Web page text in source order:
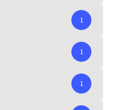
1
1
1